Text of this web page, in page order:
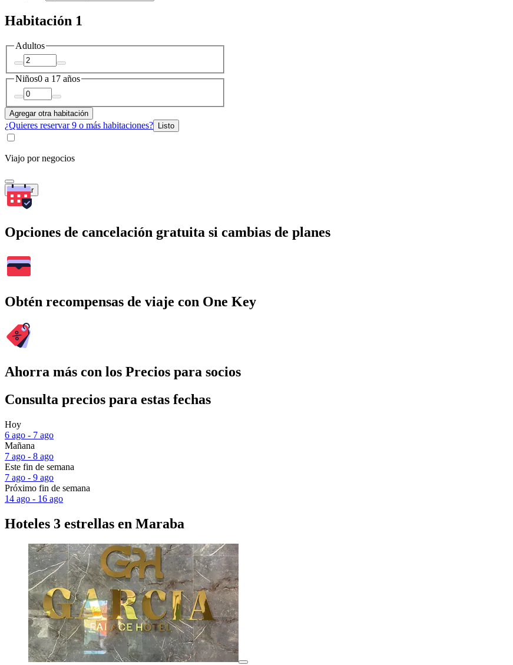
Habitación 1
Adultos
Niños0 a 17 años
Agregar otra habitación
¿Quieres reservar 9 o más habitaciones? Listo
Viajo por negocios
Buscar
Opciones de cancelación gratuita si cambias de planes
Obtén recompensas de viaje con One Key
Ahorra más con los Precios para socios
Consulta precios para estas fechas
Hoy
6 ago - 7 ago
Mañana
7 ago - 8 ago
Este fin de semana
7 ago - 9 ago
Próximo fin de semana
14 ago - 16 ago
Hoteles 3 estrellas en Maraba